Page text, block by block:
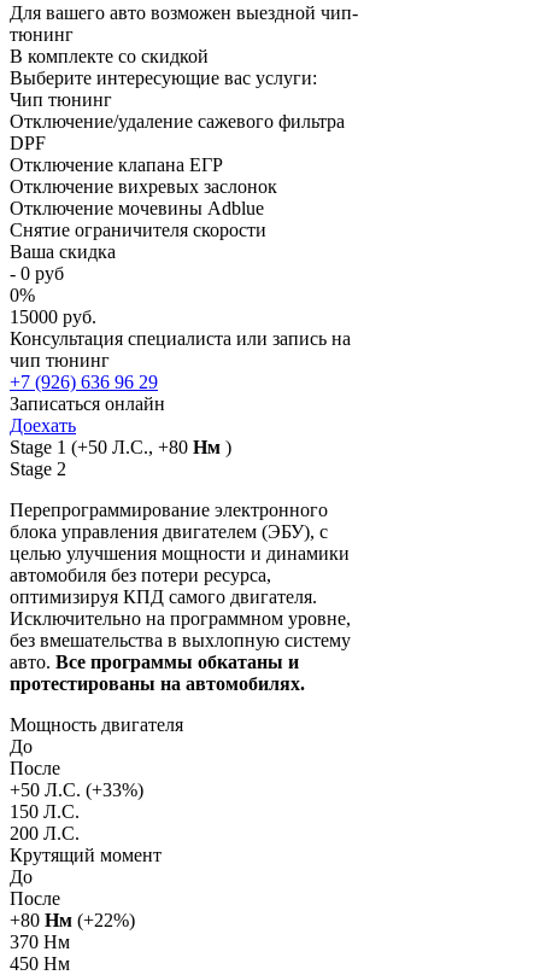
Для вашего авто возможен выездной чип-
тюнинг
В комплекте со скидкой
Выберите интересующие вас услуги:
Чип тюнинг
Отключение/удаление сажевого фильтра
DPF
Отключение клапана ЕГР
Отключение вихревых заслонок
Отключение мочевины Adblue
Снятие ограничителя скорости
Ваша скидка
- 0 руб
0%
15000 руб.
Консультация специалиста или запись на
чип тюнинг
+7 (926) 636 96 29
Записаться онлайн
Доехать
Stage 1 (+50 Л.С., +80 Нм )
Stage 2
Перепрограммирование электронного
блока управления двигателем (ЭБУ), с
целью улучшения мощности и динамики
автомобиля без потери ресурса,
оптимизируя КПД самого двигателя.
Исключительно на программном уровне,
без вмешательства в выхлопную систему
авто. Все программы обкатаны и
протестированы на автомобилях.
Мощность двигателя
До
После
+50 Л.С. (+33%)
150 Л.С.
200 Л.С.
Крутящий момент
До
После
+80 Нм (+22%)
370 Нм
450 Нм